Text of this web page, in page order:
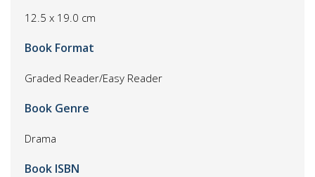
12.5 x 19.0 cm
Book Format
Graded Reader/Easy Reader
Book Genre
Drama
Book ISBN